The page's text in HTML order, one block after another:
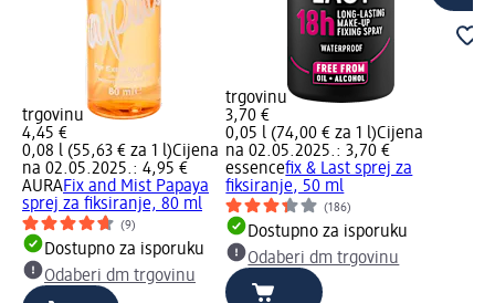
trgovinu
4,45 €
0,08 l (55,63 € za 1 l)Cijena
na 02.05.2025.: 4,95 €
AURAFix and Mist Papaya
sprej za fiksiranje, 80 ml
(9)
Dostupno za isporuku
Odaberi dm trgovinu
trgovinu
3,70 €
0,05 l (74,00 € za 1 l)Cijena
na 02.05.2025.: 3,70 €
essencefix & Last sprej za
fiksiranje, 50 ml
(186)
Dostupno za isporuku
Odaberi dm trgovinu